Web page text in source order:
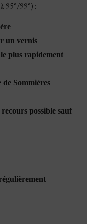
95°/99°) :
un vernis
le plus rapidement
de Sommières
possible sauf